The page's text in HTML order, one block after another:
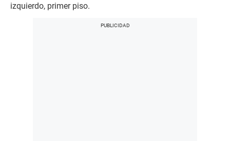
izquierdo, primer piso.